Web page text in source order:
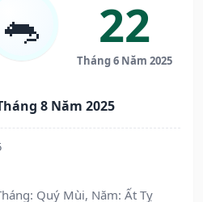
🐀 22
Tháng 6 Năm 2025
8 Năm 2025
Quý Mùi, Năm: Ất Tỵ